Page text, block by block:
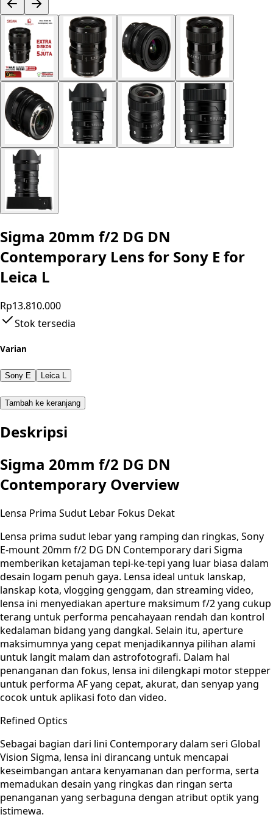
Sigma 20mm f/2 DG DN
Contemporary Lens for Sony E for
Leica L
Rp13.810.000
Stok tersedia
Varian
Sony E Leica L
Tambah ke keranjang
Deskripsi
Sigma 20mm f/2 DG DN
Contemporary Overview
Lensa Prima Sudut Lebar Fokus Dekat
Lensa prima sudut lebar yang ramping dan ringkas, Sony
E-mount 20mm f/2 DG DN Contemporary dari Sigma
memberikan ketajaman tepi-ke-tepi yang luar biasa dalam
desain logam penuh gaya. Lensa ideal untuk lanskap,
lanskap kota, vlogging genggam, dan streaming video,
lensa ini menyediakan aperture maksimum f/2 yang cukup
terang untuk performa pencahayaan rendah dan kontrol
kedalaman bidang yang dangkal. Selain itu, aperture
maksimumnya yang cepat menjadikannya pilihan alami
untuk langit malam dan astrofotografi. Dalam hal
penanganan dan fokus, lensa ini dilengkapi motor stepper
untuk performa AF yang cepat, akurat, dan senyap yang
cocok untuk aplikasi foto dan video.
Refined Optics
Sebagai bagian dari lini Contemporary dalam seri Global
Vision Sigma, lensa ini dirancang untuk mencapai
keseimbangan antara kenyamanan dan performa, serta
memadukan desain yang ringkas dan ringan serta
penanganan yang serbaguna dengan atribut optik yang
istimewa.